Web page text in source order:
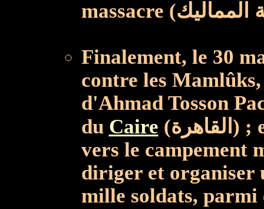
Finalement, le 30
contre les
d'Ahmad Tosson
du Caire (القاهرة) ; ensuite ce dernier se dirigea
vers le campement
diriger et organiser
mille soldats, parmi